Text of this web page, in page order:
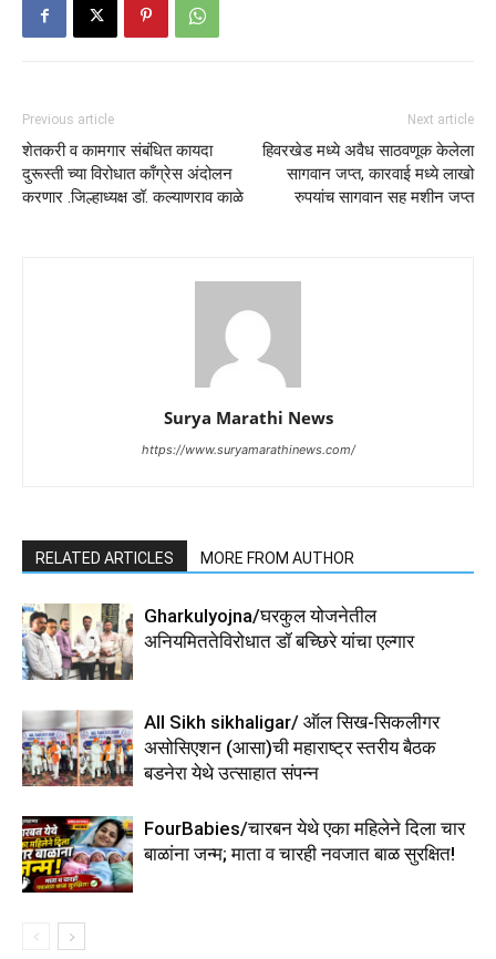
Previous article
शेतकरी व कामगार संबंधित कायदा
दुरूस्ती च्या विरोधात काँग्रेस अंदोलन
करणार .जिल्हाध्यक्ष डॉ. कल्याणराव काळे
Next article
हिवरखेड मध्ये अवैध साठवणूक केलेला
सागवान जप्त, कारवाई मध्ये लाखो
रुपयांच सागवान सह मशीन जप्त
Surya Marathi News
https://www.suryamarathinews.com/
RELATED ARTICLES MORE FROM AUTHOR
Gharkulyojna/घरकुल योजनेतील
अनियमिततेविरोधात डॉ बच्छिरे यांचा एल्गार
All Sikh sikhaligar/ ऑल सिख-सिकलीगर
असोसिएशन (आसा)ची महाराष्ट्र स्तरीय बैठक
बडनेरा येथे उत्साहात संपन्न
FourBabies/चारबन येथे एका महिलेने दिला चार
बाळांना जन्म; माता व चारही नवजात बाळ सुरक्षित!